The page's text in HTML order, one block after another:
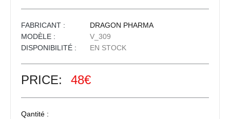
FABRICANT :
DRAGON PHARMA
MODÈLE :
V_309
DISPONIBILITÉ :
EN STOCK
PRICE: 48€
Qantité :